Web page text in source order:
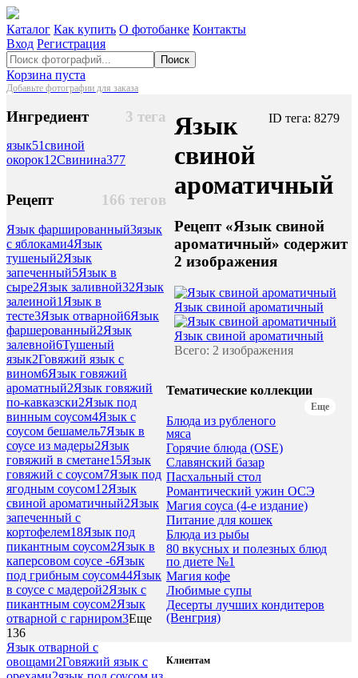
Каталог Как купить О фотобанке Контакты
Вход Регистрация
Поиск
Корзина пуста
Добавьте фотографии для заказа
3 тега
Ингредиент
язык51свиной
окорок12Свинина377
166 тегов
Рецепт
Язык фаршированный3язык
с яблоками4Язык
тушеный2Язык
запеченный5Язык в
сыре2Язык заливной32Язык
залеиной1 Язык в
тесте3Язык отварной6Язык
фаршерованный2Язык
залевной6Тушеный
язык2Говяжий язык с
вином6Язык говяжий
ароматный2Язык говяжий
по-кавказски2Язык под
винным соусом4Язык с
соусом бешамель7Язык в
соусе из мадеры2Язык
говяжий в сметане15Язык
говяжий с соусом7Язык под
ягодным соусом12Язык
свиной ароматичный2Язык
запеченный с
кортофелем18Язык под
пикантным соусом2Язык в
каперсовом соусе -6Язык
под грибным соусом44Язык
в соусе с мадерой2Язык с
пикантным соусом2Язык
отварной с гарниром3Еще
136
Язык отварной с
овощами2Говяжий язык с
ID тега: 8279
Язык
свиной
ароматичный
Рецепт «Язык свиной
ароматичный» содержит
2 изображения
Язык свиной ароматичный
Язык свиной ароматичный
Всего: 2 изображения
Тематические коллекции
Еще
Блюда из рубленого
мяса
Горячие блюда (OSE)
Славянский базар
Пасхальный стол
Романтический ужин ОСЭ
Магия соуса (4-е издание)
Питание для кошек
Блюда из рыбы
80 вкусных и полезных блюд
по диете №1
Магия кофе
Любимые супы
Десерты лучших кондитеров
(Венгрия)
Клиентам